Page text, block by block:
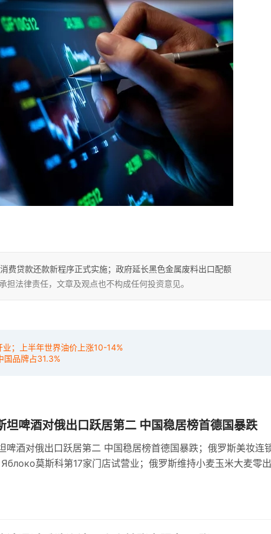
费贷款还款新程序正式实施；政府延长黑色金属废料出口配额
法律责任，文章及观点也不构成任何投资意见。
；上半年世界油价上涨10-14%
国品牌占31.3%
坦啤酒对俄出口跃居第二 中国稳居榜首德国暴跌
啤酒对俄出口跃居第二 中国稳居榜首德国暴跌；俄罗斯美妆连
莫斯科第17家门店试营业；俄罗斯维持小麦玉米大麦零